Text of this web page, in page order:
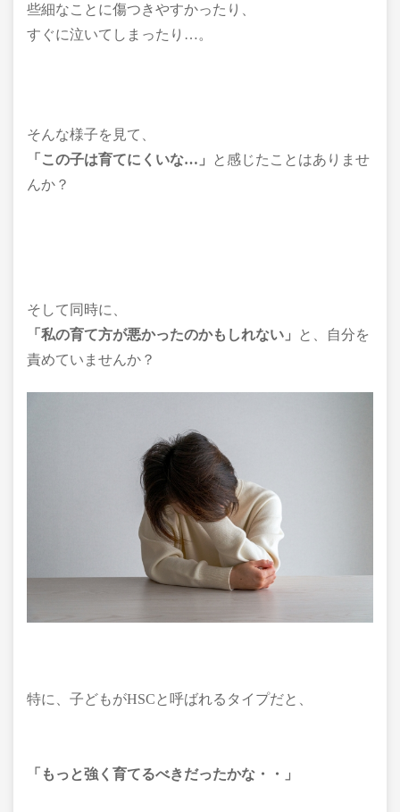
些細なことに傷つきやすかったり、
すぐに泣いてしまったり…。
そんな様子を見て、
「この子は育てにくいな…」
と感じたことはありませ
んか？
そして同時に、
「私の育て方が悪かったのかもしれない」
と、自分を
責めていませんか？
特に、子どもがHSCと呼ばれるタイプだと、
「もっと強く育てるべきだったかな・・」